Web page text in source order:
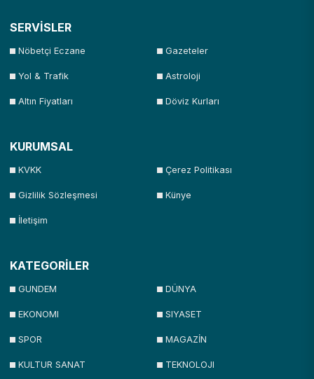
SERVİSLER
Nöbetçi Eczane Gazeteler
Yol & Trafik Astroloji
Altın Fiyatları Döviz Kurları
KURUMSAL
KVKK Çerez Politikası
Gizlilik Sözleşmesi Künye
İletişim
KATEGORİLER
GUNDEM DÜNYA
EKONOMI SIYASET
SPOR MAGAZİN
KULTUR SANAT TEKNOLOJI